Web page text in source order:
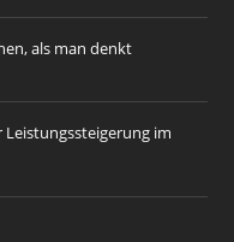
als man denkt
Leistungssteigerung im